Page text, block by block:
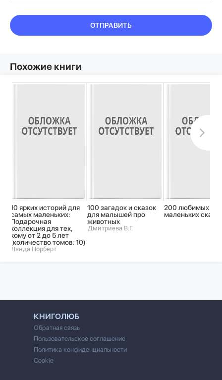
ОТПРАВИТЬ
Похожие книги
10 ярких историй для
самых маленьких:
Подарочная
коллекция для тех,
кому от 2 до 5 лет
(количество томов: 10)
Ланда Норберт
100 загадок и сказок
для малышей про
животных
Дмитриева В.Г.
200 любимых
маленьких
КНИГОЛЮБ
Обратная связь
Пользовательское соглашение
Политика конфиденциальности
Cookie